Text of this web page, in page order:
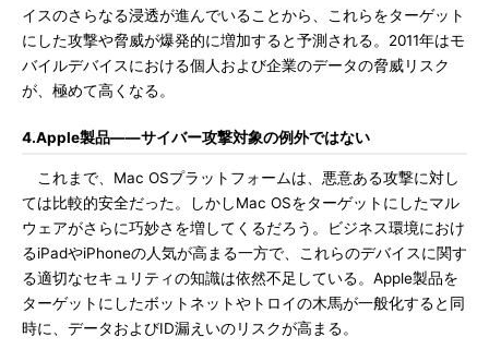
イスのさらなる浸透が進んでいることから、これらをターゲット
にした攻撃や脅威が爆発的に増加すると予測される。2011年はモ
バイルデバイスにおける個人および企業のデータの脅威リスク
が、極めて高くなる。
4.Apple製品――サイバー攻撃対象の例外ではない
これまで、Mac OSプラットフォームは、悪意ある攻撃に対し
ては比較的安全だった。しかしMac OSをターゲットにしたマル
ウェアがさらに巧妙さを増してくるだろう。ビジネス環境におけ
るiPadやiPhoneの人気が高まる一方で、これらのデバイスに関す
る適切なセキュリティの知識は依然不足している。Apple製品を
ターゲットにしたボットネットやトロイの木馬が一般化すると同
時に、データおよびID漏えいのリスクが高まる。